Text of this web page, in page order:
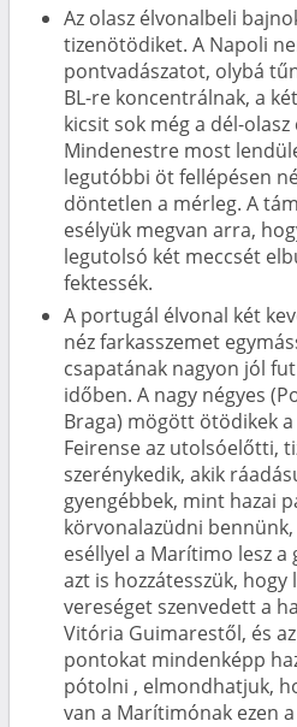
Az olasz élvonalbeli
tizenötödiket. A Napoli
pontvadászatot, olybá
BL-re koncentrálnak, a
kicsit sok még a dél-olasz
Mindenestre most
legutóbbi öt fellépésen
döntetlen a mérleg. A
esélyük megvan arra,
legutolsó két meccsét
fektessék.
A portugál élvonal két
néz farkasszemet
csapatának nagyon jól
időben. A nagy négyes
Braga) mögött ötödikek
Feirense az utolsóelőtti,
szerénykedik, akik
gyengébbek, mint hazai
körvonalazüdni
eséllyel a Marítimo lesz a
azt is hozzátesszük,
vereséget szenvedett a
Vitória Guimarestől, és
pontokat mindenképp
pótolni , elmondhatjuk,
van a Marítimónak ezen